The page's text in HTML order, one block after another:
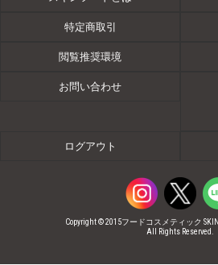
特定商取引
閲覧推奨環境
お問い合わせ
ログアウト
Copyright © 2015フードコスメティック
All Rights Reserved.